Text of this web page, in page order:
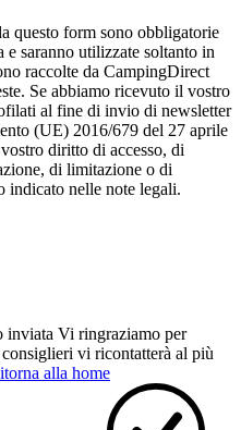
questo form sono obbligatorie
e saranno utilizzate soltanto in
raccolte da CampingDirect
Se abbiamo ricevuto il vostro
al fine di invio di newsletter
(UE) 2016/679 del 27 aprile
diritto di accesso, di
di limitazione o di
nelle note legali.
inviata Vi ringraziamo per
vi ricontatterà al più
alla home